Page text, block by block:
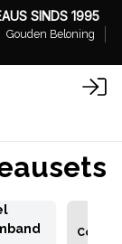
SINDS 1995
Gouden Beloning